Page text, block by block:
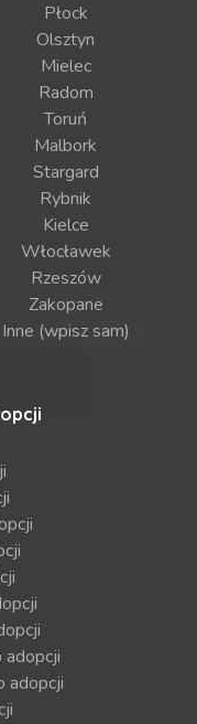
Płock
Olsztyn
Mielec
Radom
Toruń
Malbork
Stargard
Rybnik
Kielce
Włocławek
Rzeszów
Zakopane
Inne (wpisz sam)
adopcji
adopcji